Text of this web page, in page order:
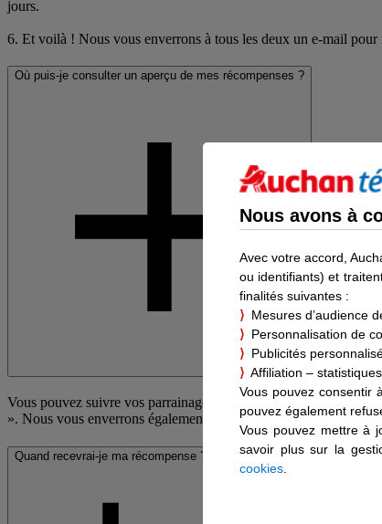
Nous avons à
Avec votre accord,
ou identifiants) et
finalités suivantes :
⟩ Mesures d’audience
⟩ Personnalisation de
⟩ Publicités
⟩ Affiliation –
Vous pouvez consentir
pouvez également
Vous pouvez mettre à
savoir plus sur la
cookies